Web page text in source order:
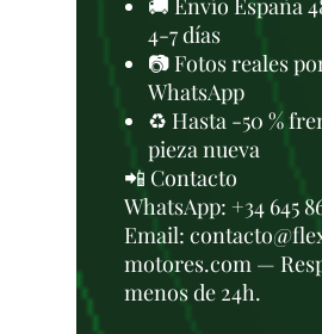
🚚 Envío España
4-7 días
📷 Fotos reales
WhatsApp
♻️ Hasta -50 %
pieza nueva
📲 Contacto
WhatsApp: +34 645
Email:
motores.com —
menos de 24h.